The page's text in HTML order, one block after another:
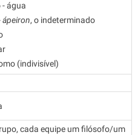
- água
ápeiron, o indeterminado
(indivisível)
cada equipe um filósofo/um